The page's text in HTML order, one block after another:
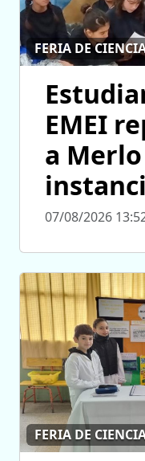
FERIA DE
EMEI
a
07/08/2026
FERIA DE